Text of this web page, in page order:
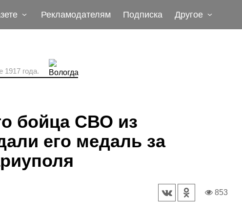
Рекламодателям Подписка Другое
1917 года.
бойца СВО из
его медаль за
853